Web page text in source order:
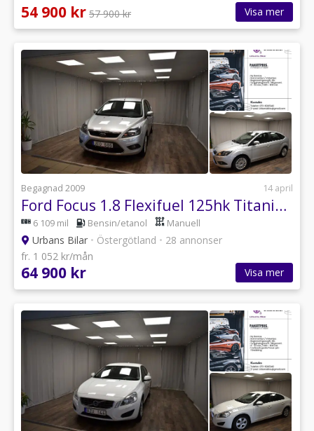
54 900 kr 57 900 kr Visa mer
Begagnad 2009 14 april
Ford Focus 1.8 Flexifuel 125hk Titanium Ny Servad *6109mil* 3,99%.
6 109 mil Bensin/etanol Manuell
Urbans Bilar • Östergötland • 28 annonser
fr. 1 052 kr/mån
64 900 kr Visa mer